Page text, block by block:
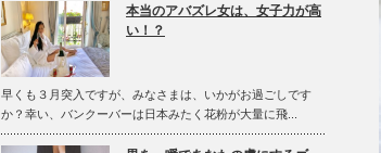
本当のアバズレ女は、女子力が高
い！？
早くも３月突入ですが、みなさまは、いかがお過ごしです
か？幸い、バンクーバーは日本みたく花粉が大量に飛...